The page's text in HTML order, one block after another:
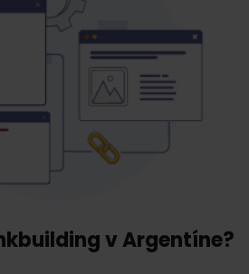
v Argentíne?